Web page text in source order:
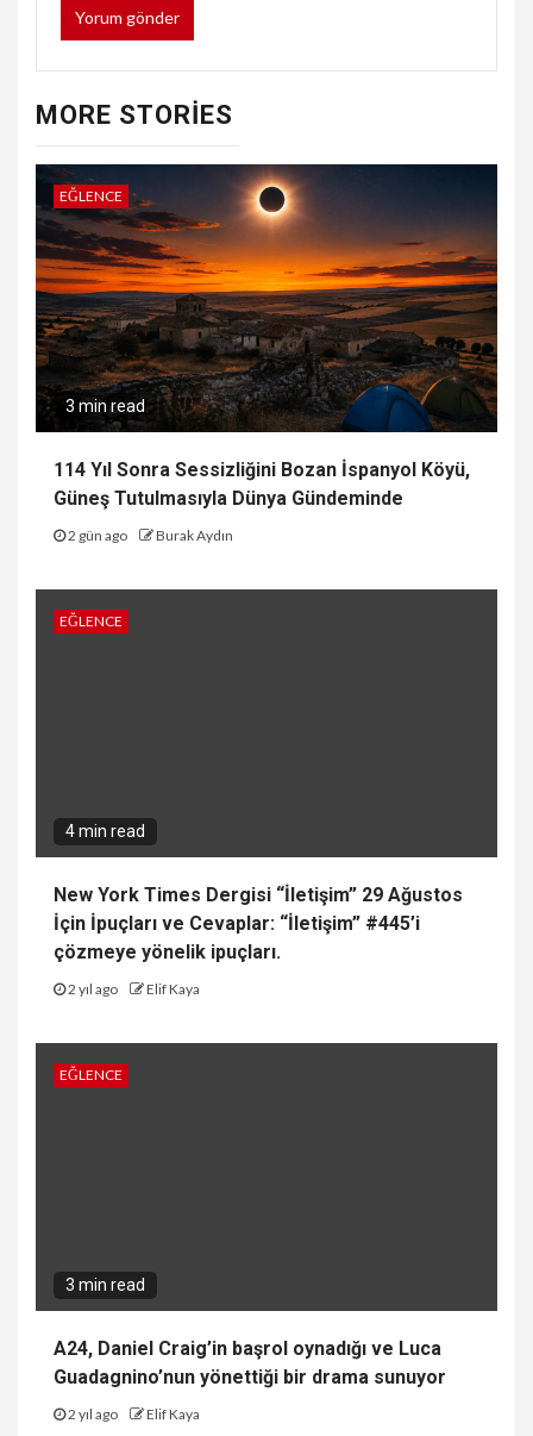
MORE STORIES
EĞLENCE
3 min read
114 Yıl Sonra Sessizliğini Bozan İspanyol Köyü,
Güneş Tutulmasıyla Dünya Gündeminde
2 gün ago Burak Aydın
EĞLENCE
4 min read
New York Times Dergisi “İletişim” 29 Ağustos
İçin İpuçları ve Cevaplar: “İletişim” #445’i
çözmeye yönelik ipuçları.
2 yıl ago Elif Kaya
EĞLENCE
3 min read
A24, Daniel Craig’in başrol oynadığı ve Luca
Guadagnino’nun yönettiği bir drama sunuyor
2 yıl ago Elif Kaya